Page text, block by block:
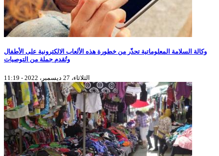
وكالة السلامة المعلوماتية تحذّر من خطورة هذه الألعاب الالكترونية على الأطفال
وتُقدم جملة من التوصيات
الثلاثاء، 27 ديسمبر، 2022 - 11:19